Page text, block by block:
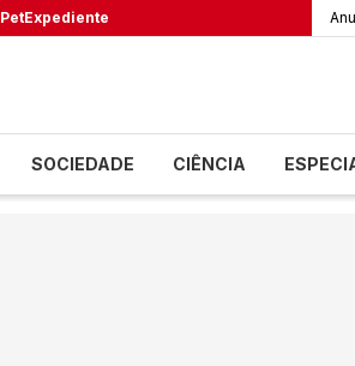
PetExpediente
SOCIEDADE CIÊNCIA